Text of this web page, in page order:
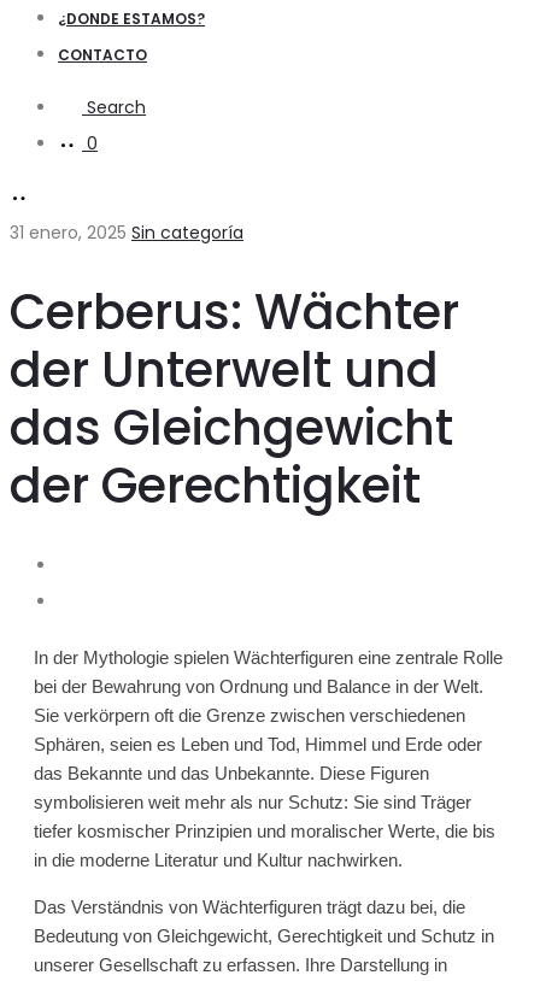
¿DONDE ESTAMOS?
CONTACTO
Search
0
31 enero, 2025 Sin categoría
Cerberus: Wächter
der Unterwelt und
das Gleichgewicht
der Gerechtigkeit
In der Mythologie spielen Wächterfiguren eine zentrale Rolle
bei der Bewahrung von Ordnung und Balance in der Welt.
Sie verkörpern oft die Grenze zwischen verschiedenen
Sphären, seien es Leben und Tod, Himmel und Erde oder
das Bekannte und das Unbekannte. Diese Figuren
symbolisieren weit mehr als nur Schutz: Sie sind Träger
tiefer kosmischer Prinzipien und moralischer Werte, die bis
in die moderne Literatur und Kultur nachwirken.
Das Verständnis von Wächterfiguren trägt dazu bei, die
Bedeutung von Gleichgewicht, Gerechtigkeit und Schutz in
unserer Gesellschaft zu erfassen. Ihre Darstellung in